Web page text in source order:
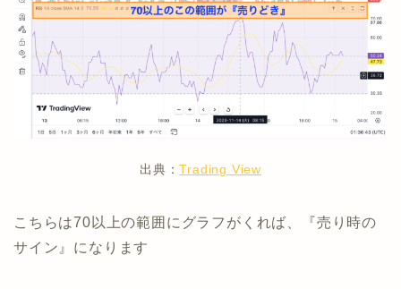
出典：Trading View
こちらは70以上の範囲にグラフがくれば、『売り時の
サイン』になります